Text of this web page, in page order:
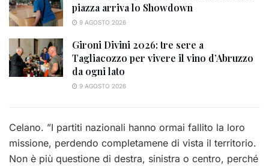
piazza arriva lo Showdown
9 AGOSTO 2026
Gironi Divini 2026: tre sere a
Tagliacozzo per vivere il vino d’Abruzzo
da ogni lato
9 AGOSTO 2026
Celano. ”I partiti nazionali hanno ormai fallito la loro
missione, perdendo completamene di vista il territorio.
Non è più questione di destra, sinistra o centro, perché